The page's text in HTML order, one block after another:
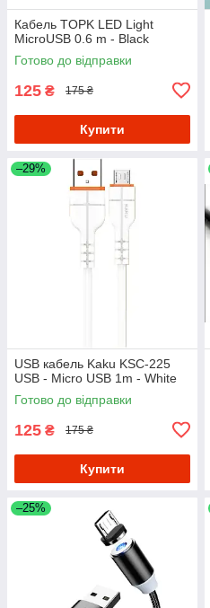
Кабель TOPK LED Light
MicroUSB 0.6 m - Black
Готово до відправки
125 ₴ 175 ₴
Купити
–29%
USB кабель Kaku KSC-225
USB - Micro USB 1m - White
Готово до відправки
125 ₴ 175 ₴
Купити
–25%